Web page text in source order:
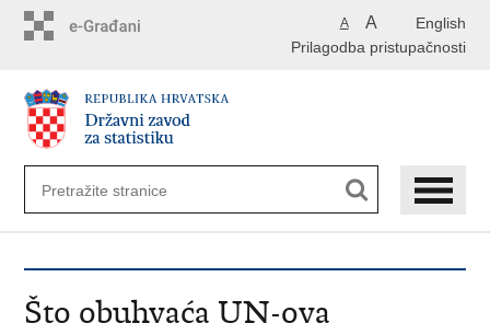
English
A A
Prilagodba pristupačnosti
Što obuhvaća UN-ova